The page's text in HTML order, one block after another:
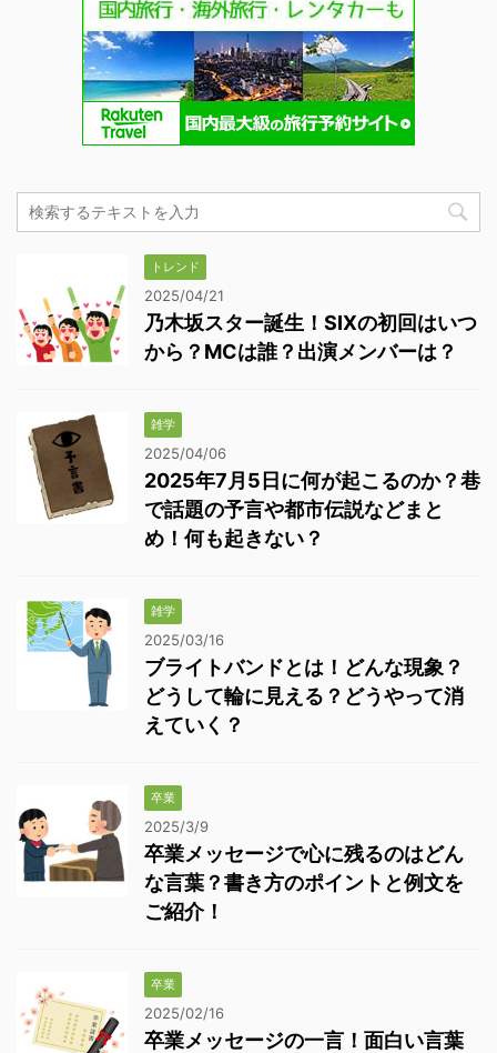
トレンド
2025/04/21
乃木坂スター誕生！SIXの初回はいつ
から？MCは誰？出演メンバーは？
雑学
2025/04/06
2025年7月5日に何が起こるのか？巷
で話題の予言や都市伝説などまと
め！何も起きない？
雑学
2025/03/16
ブライトバンドとは！どんな現象？
どうして輪に見える？どうやって消
えていく？
卒業
2025/3/9
卒業メッセージで心に残るのはどん
な言葉？書き方のポイントと例文を
ご紹介！
卒業
2025/02/16
卒業メッセージの一言！面白い言葉